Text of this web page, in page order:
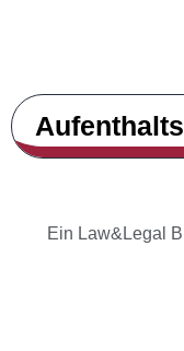
Ein Law&Legal